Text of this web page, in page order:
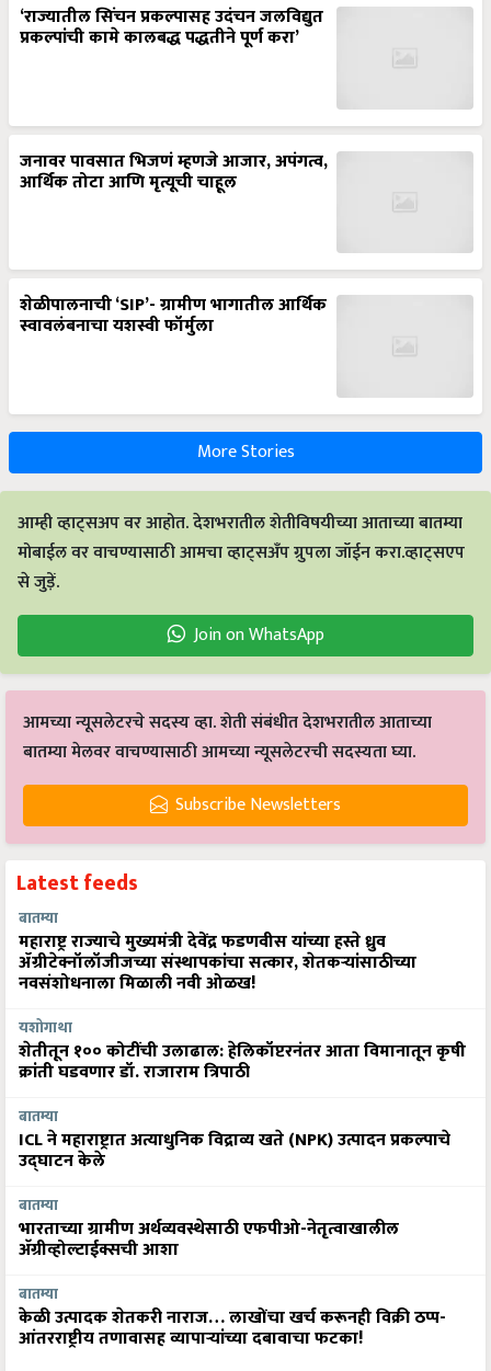
‘राज्यातील सिंचन प्रकल्पासह उदंचन जलविद्युत
प्रकल्पांची कामे कालबद्ध पद्धतीने पूर्ण करा’
जनावर पावसात भिजणं म्हणजे आजार, अपंगत्व,
आर्थिक तोटा आणि मृत्यूची चाहूल
शेळीपालनाची ‘SIP’- ग्रामीण भागातील आर्थिक
स्वावलंबनाचा यशस्वी फॉर्मुला
More Stories
आम्ही व्हाट्सअप वर आहोत. देशभरातील शेतीविषयीच्या आताच्या बातम्या
मोबाईल वर वाचण्यासाठी आमचा व्हाट्सअँप ग्रुपला जॉईन करा.व्हाट्सएप
से जुड़ें.
Join on WhatsApp
आमच्या न्यूसलेटरचे सदस्य व्हा. शेती संबंधीत देशभरातील आताच्या
बातम्या मेलवर वाचण्यासाठी आमच्या न्यूसलेटरची सदस्यता घ्या.
Subscribe Newsletters
Latest feeds
बातम्या
महाराष्ट्र राज्याचे मुख्यमंत्री देवेंद्र फडणवीस यांच्या हस्ते ध्रुव
ॲग्रीटेक्नॉलॉजीजच्या संस्थापकांचा सत्कार, शेतकऱ्यांसाठीच्या
नवसंशोधनाला मिळाली नवी ओळख!
यशोगाथा
शेतीतून १०० कोटींची उलाढाल: हेलिकॉप्टरनंतर आता विमानातून कृषी
क्रांती घडवणार डॉ. राजाराम त्रिपाठी
बातम्या
ICL ने महाराष्ट्रात अत्याधुनिक विद्राव्य खते (NPK) उत्पादन प्रकल्पाचे
उद्घाटन केले
बातम्या
भारताच्या ग्रामीण अर्थव्यवस्थेसाठी एफपीओ-नेतृत्वाखालील
अ‍ॅग्रीव्होल्टाईक्सची आशा
बातम्या
केळी उत्पादक शेतकरी नाराज… लाखोंचा खर्च करूनही विक्री ठप्प-
आंतरराष्ट्रीय तणावासह व्यापाऱ्यांच्या दबावाचा फटका!